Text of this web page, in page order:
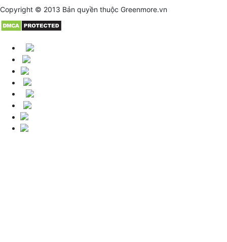
Copyright © 2013 Bản quyền thuộc Greenmore.vn